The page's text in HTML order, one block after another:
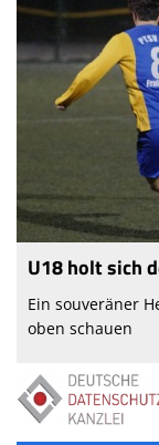
U18 holt sich
Ein souveräner
oben schauen